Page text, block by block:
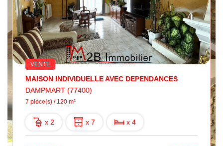
VENTE
MAISON INDIVIDUELLE AVEC DEPENDANCES
DAMPMART (77400)
7 pièce(s) / 120 m²
x 2 x 7 x 4